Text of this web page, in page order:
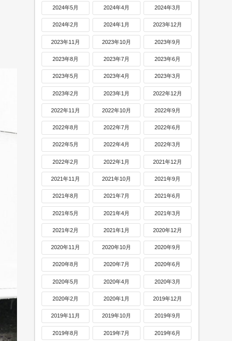
2024年5月 2024年4月 2024年3月
2024年2月 2024年1月 2023年12月
2023年11月 2023年10月 2023年9月
2023年8月 2023年7月 2023年6月
2023年5月 2023年4月 2023年3月
2023年2月 2023年1月 2022年12月
2022年11月 2022年10月 2022年9月
2022年8月 2022年7月 2022年6月
2022年5月 2022年4月 2022年3月
2022年2月 2022年1月 2021年12月
2021年11月 2021年10月 2021年9月
2021年8月 2021年7月 2021年6月
2021年5月 2021年4月 2021年3月
2021年2月 2021年1月 2020年12月
2020年11月 2020年10月 2020年9月
2020年8月 2020年7月 2020年6月
2020年5月 2020年4月 2020年3月
2020年2月 2020年1月 2019年12月
2019年11月 2019年10月 2019年9月
2019年8月 2019年7月 2019年6月